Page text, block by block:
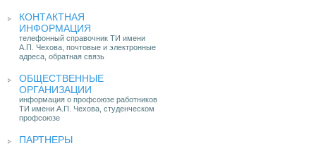
КОНТАКТНАЯ
ИНФОРМАЦИЯ
телефонный справочник ТИ имени
А.П. Чехова, почтовые и электронные
адреса, обратная связь
ОБЩЕСТВЕННЫЕ
ОРГАНИЗАЦИИ
информация о профсоюзе работников
ТИ имени А.П. Чехова, студенческом
профсоюзе
ПАРТНЕРЫ